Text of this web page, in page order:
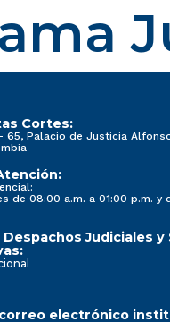
Cortes:
65, Palacio de Justicia
de 08:00 a.m. a 01:00 p.m. y
Judiciales y
electrónico